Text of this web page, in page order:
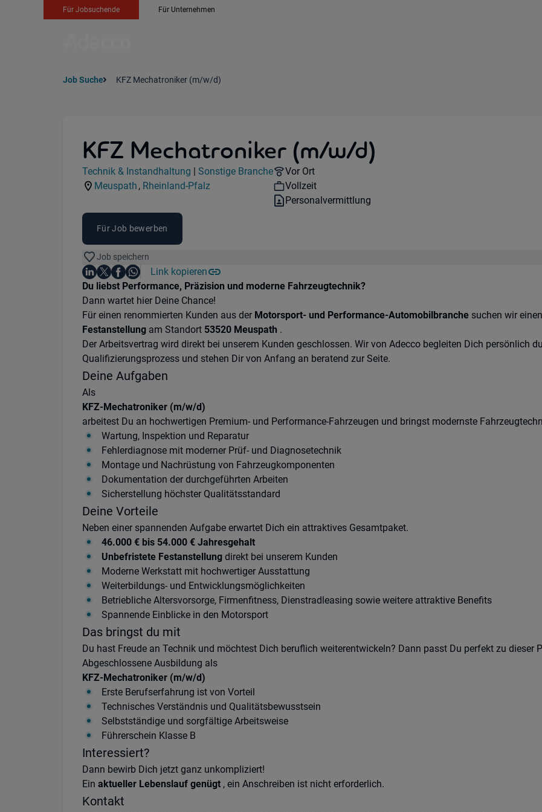
Für Jobsuchende Für Unternehmen
Job Suche KFZ Mechatroniker (m/w/d)
KFZ Mechatroniker (m/w/d)
Jobdetails
Kategorie:
Technik & Instandhaltung |
Industry:
Sonstige Branche
Standorte:
Meuspath ,
Region:
Rheinland-Pfalz
Remote Option:
Vor Ort
Workhours:
Vollzeit
Vertragsart:
Personalvermittlung
Für Job bewerben
Job speichern
Teile diesen Job
Auf LinkedIn teilen
Auf X teilen
Auf Facebook teilen
Auf WhatsApp teilen
Link kopieren
Einleitung
Du liebst Performance, Präzision und moderne Fahrzeugtechnik?
Dann wartet hier Deine Chance!
Für einen renommierten Kunden aus der Motorsport- und Performance-Automobilbranche suchen wir einen
Festanstellung am Standort 53520 Meuspath .
Der Arbeitsvertrag wird direkt bei unserem Kunden geschlossen. Wir von Adecco begleiten Dich persönlich
Qualifizierungsprozess und stehen Dir von Anfang an beratend zur Seite.
Deine Aufgaben
Als
KFZ-Mechatroniker (m/w/d)
arbeitest Du an hochwertigen Premium- und Performance-Fahrzeugen und bringst modernste
Wartung, Inspektion und Reparatur
Fehlerdiagnose mit moderner Prüf- und Diagnosetechnik
Montage und Nachrüstung von Fahrzeugkomponenten
Dokumentation der durchgeführten Arbeiten
Sicherstellung höchster Qualitätsstandard
Deine Vorteile
Neben einer spannenden Aufgabe erwartet Dich ein attraktives Gesamtpaket.
46.000 € bis 54.000 € Jahresgehalt
Unbefristete Festanstellung direkt bei unserem Kunden
Moderne Werkstatt mit hochwertiger Ausstattung
Weiterbildungs- und Entwicklungsmöglichkeiten
Betriebliche Altersvorsorge, Firmenfitness, Dienstradleasing sowie weitere attraktive Benefits
Spannende Einblicke in den Motorsport
Das bringst du mit
Du hast Freude an Technik und möchtest Dich beruflich weiterentwickeln? Dann passt Du perfekt zu dieser
Abgeschlossene Ausbildung als
KFZ-Mechatroniker (m/w/d)
Erste Berufserfahrung ist von Vorteil
Technisches Verständnis und Qualitätsbewusstsein
Selbstständige und sorgfältige Arbeitsweise
Führerschein Klasse B
Interessiert?
Dann bewirb Dich jetzt ganz unkompliziert!
Ein aktueller Lebenslauf genügt , ein Anschreiben ist nicht erforderlich.
Kontakt